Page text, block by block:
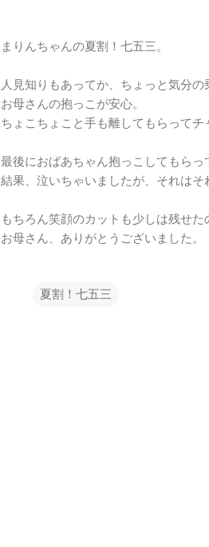
まりんちゃんの夏割！七五三。
人見知りもあってか、ちょっと気分の
お母さんの抱っこが安心。
ちょこちょこと手も離してもらってチ
最後におばあちゃん抱っこしてもらっ
結果、泣いちゃいましたが、それはそ
もちろん笑顔のカットも少しは残せ
お母さん、ありがとうございました。
夏割！七五三